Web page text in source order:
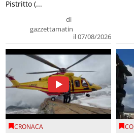
di
gazzettamatin
il 07/08/2026
Pistritto (...
CRONACA